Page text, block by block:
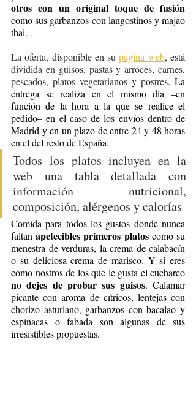
otros con un original toque de fusión
como sus garbanzos con langostinos y majao
thai.
La oferta, disponible en su página web, está
dividida en guisos, pastas y arroces, carnes,
pescados, platos vegetarianos y postres. La
entrega se realiza en el mismo día –en
función de la hora a la que se realice el
pedido– en el caso de los envíos dentro de
Madrid y en un plazo de entre 24 y 48 horas
en el del resto de España.
Todos los platos incluyen en la
web una tabla detallada con
información nutricional,
composición, alérgenos y calorías
Comida para todos los gustos donde nunca
faltan apetecibles primeros platos como su
menestra de verduras, la crema de calabacín
o su deliciosa crema de marisco. Y si eres
no dejes de probar sus guisos. Calamar
picante con aroma de cítricos, lentejas con
chorizo asturiano, garbanzos con bacalao y
espinacas o fabada son algunas de sus
irresistibles propuestas.